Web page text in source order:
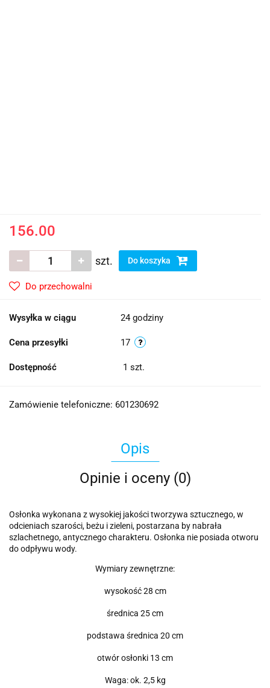
156.00
szt. Do koszyka
Do przechowalni
Wysyłka w ciągu 24 godziny
Cena przesyłki 17
Dostępność 1 szt.
Zamówienie telefoniczne: 601230692
Opis
Opinie i oceny (0)
Osłonka wykonana z wysokiej jakości tworzywa sztucznego, w
odcieniach szarości, beżu i zieleni, postarzana by nabrała
szlachetnego, antycznego charakteru. Osłonka nie posiada otworu
do odpływu wody.
Wymiary zewnętrzne:
wysokość 28 cm
średnica 25 cm
podstawa średnica 20 cm
otwór osłonki 13 cm
Waga: ok. 2,5 kg